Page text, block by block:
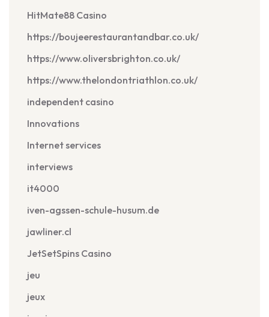
HitMate88 Casino
https://boujeerestaurantandbar.co.uk/
https://www.oliversbrighton.co.uk/
https://www.thelondontriathlon.co.uk/
independent casino
Innovations
Internet services
interviews
it4000
iven-agssen-schule-husum.de
jawliner.cl
JetSetSpins Casino
jeu
jeux